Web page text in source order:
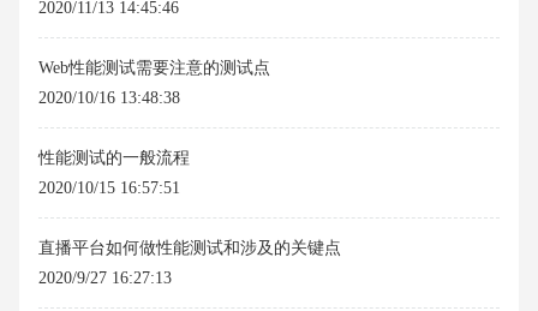
2020/11/13 14:45:46
Web性能测试需要注意的测试点
2020/10/16 13:48:38
性能测试的一般流程
2020/10/15 16:57:51
直播平台如何做性能测试和涉及的关键点
2020/9/27 16:27:13